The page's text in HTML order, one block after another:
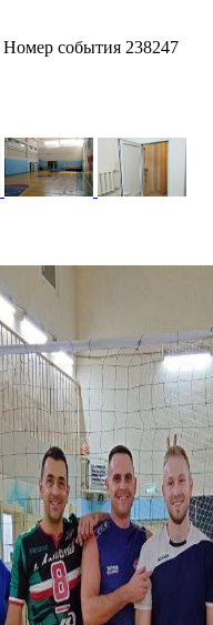
Номер события 238247